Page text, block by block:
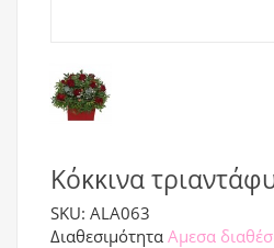
Κόκκινα
SKU: ALA063
Διαθεσιμότητα Αμεσα